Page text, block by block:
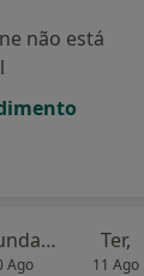
não está
Segunda-feira
Ago
Ter,
11 Ago